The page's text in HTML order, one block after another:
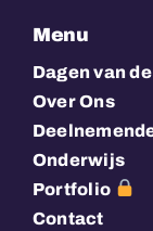
Menu
Dagen van
Over Ons
Onderwijs
Portfolio
Contact